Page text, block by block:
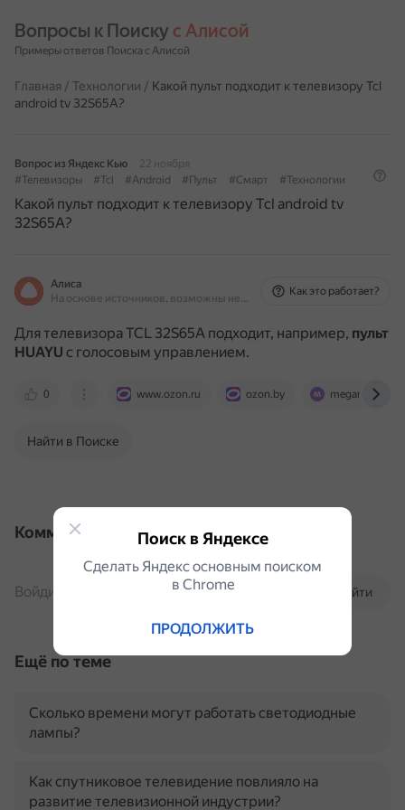
Вопросы к Поиску с Алисой
Примеры ответов Поиска с Алисой
Главная / Технологии / Какой пульт подходит к телевизору Tcl
android tv 32S65A?
Вопрос из Яндекс Кью
22 ноября
#Телевизоры
#Tcl #Android #Пульт #Смарт #Технологии
Какой пульт подходит к телевизору Tcl android tv
32S65A?
Алиса
На основе источников, возможны неточности
Как это работает?
Для телевизора TCL 32S65A подходит, например, пульт
HUAYU с голосовым управлением.
0 www.ozon.ru ozon.by megamarket.ru
Найти в Поиске
Комментарии
Войти
Войдите, чтобы комментировать
Ещё по теме
Сколько времени могут работать светодиодные
лампы?
Как спутниковое телевидение повлияло на
развитие телевизионной индустрии?
Поиск в Яндексе
Сделать Яндекс основным поиском
в Сhrome
ПРОДОЛЖИТЬ